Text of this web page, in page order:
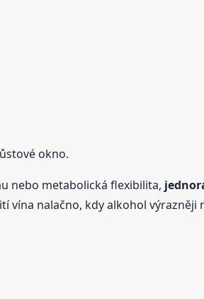
okno.
nebo metabolická flexibilita,
vína nalačno, kdy alkohol výrazněji